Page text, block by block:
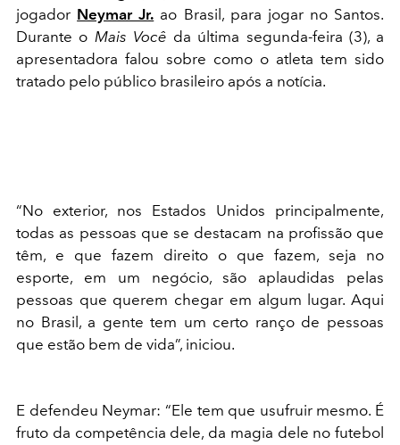
jogador Neymar Jr. ao Brasil, para jogar no Santos.
Durante o Mais Você da última segunda-feira (3), a
apresentadora falou sobre como o atleta tem sido
tratado pelo público brasileiro após a notícia.
“No exterior, nos Estados Unidos principalmente,
todas as pessoas que se destacam na profissão que
têm, e que fazem direito o que fazem, seja no
esporte, em um negócio, são aplaudidas pelas
pessoas que querem chegar em algum lugar. Aqui
no Brasil, a gente tem um certo ranço de pessoas
que estão bem de vida”, iniciou.
E defendeu Neymar: “Ele tem que usufruir mesmo. É
fruto da competência dele, da magia dele no futebol